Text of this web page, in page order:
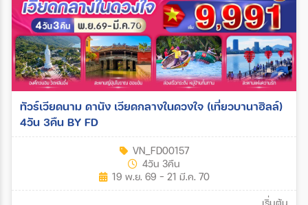
ทัวร์เวียดนาม ดานัง เวียดกลางในดวงใจ (เที่ยวบานาฮิลล์)
4วัน 3คืน BY FD
VN_FD00157
4วัน 3คืน
19 พ.ย. 69 - 21 มี.ค. 70